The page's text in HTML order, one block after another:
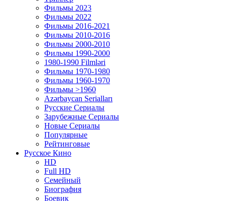
Фильмы 2023
Фильмы 2022
Фильмы 2016-2021
Фильмы 2010-2016
Фильмы 2000-2010
Фильмы 1990-2000
1980-1990 Filmləri
Фильмы 1970-1980
Фильмы 1960-1970
Фильмы >1960
Azərbaycan Serialları
Русские Сериалы
Зарубежные Сериалы
Новые Сериалы
Популярные
Рейтинговые
Русское Кино
HD
Full HD
Семейный
Биография
Боевик